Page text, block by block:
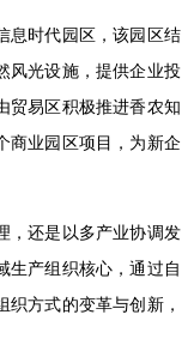
息时代园区，该园区结
风光设施，提供企业投
贸易区积极推进香农知
商业园区项目，为新企
，还是以多产业协调发
生产组织核心，通过自
方式的变革与创新，